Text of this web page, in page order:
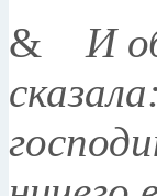
& И